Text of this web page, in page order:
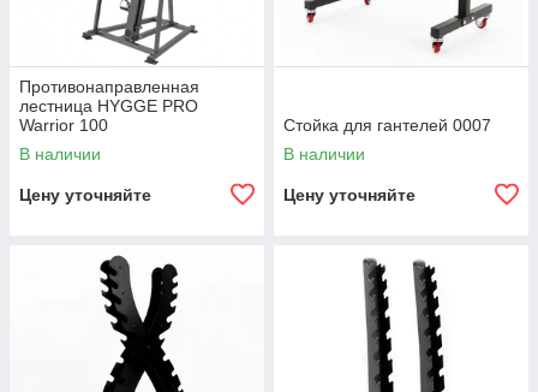
Противонаправленная
лестница HYGGE PRO
Warrior 100
В наличии
Цену уточняйте
Стойка для гантелей 0007
В наличии
Цену уточняйте